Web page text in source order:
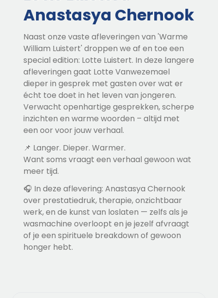
Anastasya Chernook
Naast onze vaste afleveringen van 'Warme
William Luistert' droppen we af en toe een
special edition: Lotte Luistert. In deze langere
afleveringen gaat Lotte Vanwezemael
dieper in gesprek met gasten over wat er
écht toe doet in het leven van jongeren.
Verwacht openhartige gesprekken, scherpe
inzichten en warme woorden – altijd met
een oor voor jouw verhaal.
📌 Langer. Dieper. Warmer.
Want soms vraagt een verhaal gewoon wat
meer tijd.
🎧 In deze aflevering: Anastasya Chernook
over prestatiedruk, therapie, onzichtbaar
werk, en de kunst van loslaten — zelfs als je
wasmachine overloopt en je jezelf afvraagt
of je een spirituele breakdown of gewoon
honger hebt.